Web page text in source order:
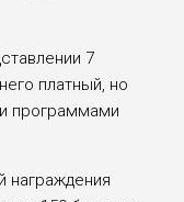
7
платный, но
программами
награждения